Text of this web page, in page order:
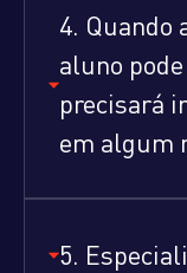
4. Quando
aluno
precisará
em algum
5.